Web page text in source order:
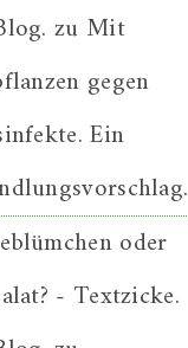
zu Mit
gegen
Ein
oder
- Textzicke.